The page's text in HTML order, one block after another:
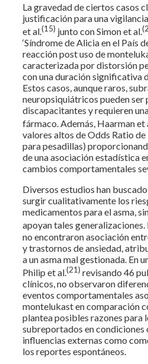
La gravedad de ciertos casos
justificación para una
et al.(15) junto con Simon et al.
‘Síndrome de Alicia en el País
reacción post uso de
caracterizada por distorsión
con una duración significativa
Estos casos, aunque raros,
neuropsiquiátricos pueden ser
discapacitantes y requieren
fármaco. Además, Haarman et
valores altos de Odds Ratio
para pesadillas)
de una asociación estadística
cambios comportamentales
Diversos estudios han
surgir cualitativamente los
medicamentos para el asma,
apoyan tales
no encontraron asociación
y trastornos de ansiedad,
a un asma mal gestionada. En
Philip et al.(21) revisando 46
clínicos, no observaron
eventos comportamentales
montelukast en comparación
plantea posibles razones para
subreportados en condiciones
influencias externas como
los reportes espontáneos.